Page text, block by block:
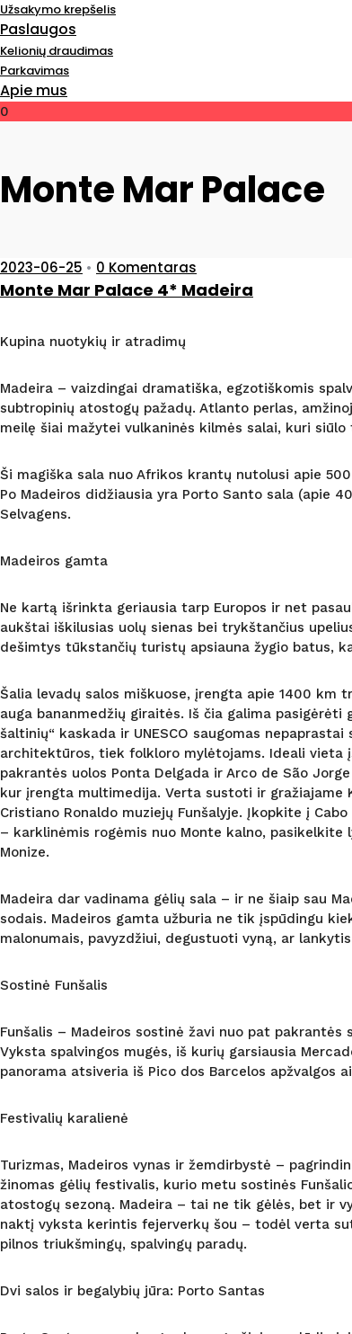
Užsakymo krepšelis
Paslaugos
Kelionių draudimas
Parkavimas
Apie mus
0
Monte Mar Palace
2023-06-25 • 0 Komentaras
Monte Mar Palace 4* Madeira
Kupina nuotykių ir atradimų
Madeira – vaizdingai dramatiška, egzotiškomis
subtropinių atostogų pažadų. Atlanto perlas,
meilę šiai mažytei vulkaninės kilmės salai, kuri siūlo
Ši magiška sala nuo Afrikos krantų nutolusi apie
Po Madeiros didžiausia yra Porto Santo sala (apie
Selvagens.
Madeiros gamta
Ne kartą išrinkta geriausia tarp Europos ir net
aukštai iškilusias uolų sienas bei trykštančius
dešimtys tūkstančių turistų apsiauna žygio batus,
Šalia levadų salos miškuose, įrengta apie 1400 km
auga bananmedžių giraitės. Iš čia galima
šaltinių“ kaskada ir UNESCO saugomas
architektūros, tiek folkloro mylėtojams. Ideali vieta
pakrantės uolos Ponta Delgada ir Arco de São
kur įrengta multimedija. Verta sustoti ir gražiajame
Cristiano Ronaldo muziejų Funšalyje. Įkopkite į
– karklinėmis rogėmis nuo Monte kalno,
Monize.
Madeira dar vadinama gėlių sala – ir ne šiaip sau
sodais. Madeiros gamta užburia ne tik įspūdingu
malonumais, pavyzdžiui, degustuoti vyną, ar
Sostinė Funšalis
Funšalis – Madeiros sostinė žavi nuo pat
Vyksta spalvingos mugės, iš kurių garsiausia
panorama atsiveria iš Pico dos Barcelos apžvalgos
Festivalių karalienė
Turizmas, Madeiros vynas ir žemdirbystė –
žinomas gėlių festivalis, kurio metu sostinės
atostogų sezoną. Madeira – tai ne tik gėlės, bet ir
naktį vyksta kerintis fejerverkų šou – todėl verta
pilnos triukšmingų, spalvingų paradų.
Dvi salos ir begalybių jūra: Porto Santas